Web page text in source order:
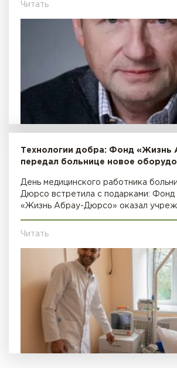
Читать
Технологии добра: Фонд «Жизнь
передал больнице новое
День медицинского работника
Дюрсо встретила с подарками: Фонд
«Жизнь Абрау-Дюрсо» оказал
Читать